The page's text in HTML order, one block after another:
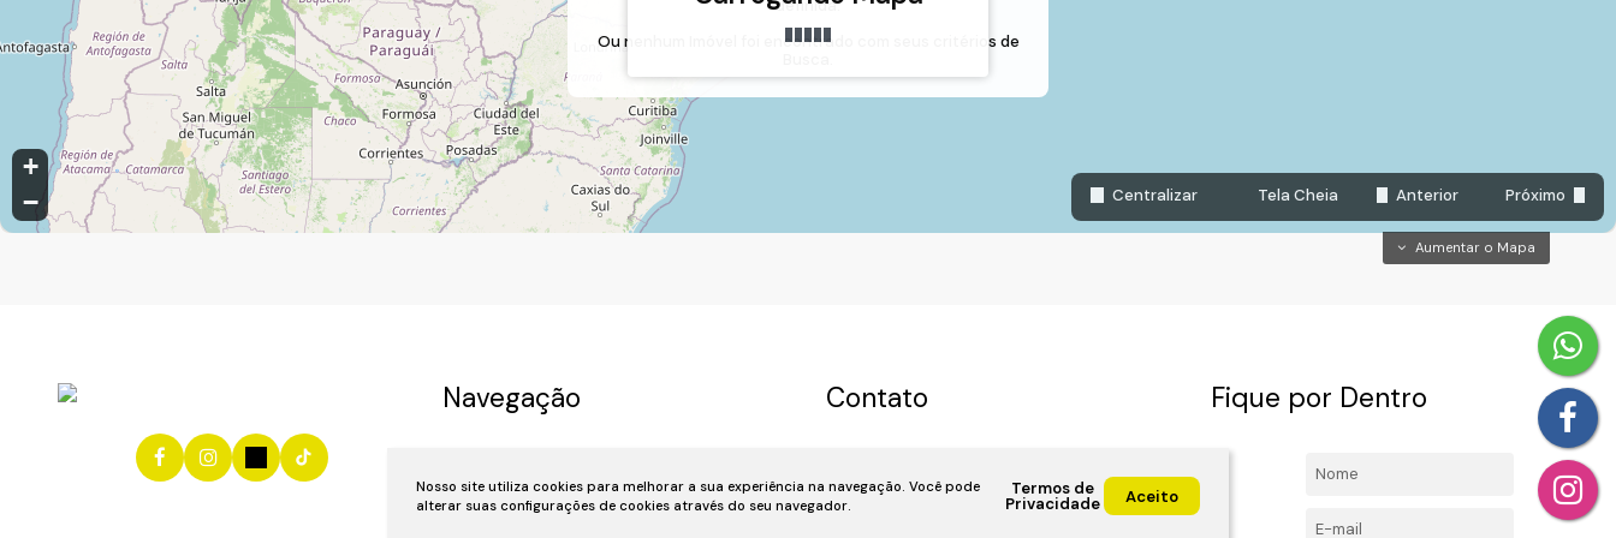
Nosso site utiliza cookies para melhorar a sua experiência na navegação. Você pode
alterar suas configurações de cookies através do seu navegador.
Termos de
Privacidade Aceito
São Venâncio, Itupeva, São Paulo, Brasil São Venâncio, Itupeva, São Paulo, Brasil
+
−
definida.
Ou nenhum Imóvel foi encontrado com seus critérios de
Aumentar o Mapa
Centralizar Tela Cheia Anterior Próximo
Navegação
Anuncie seu ImóvelFinanciamento
Contato
(11) 4492-
7939fivehouse.imoveis@gmail.com
Fique por Dentro